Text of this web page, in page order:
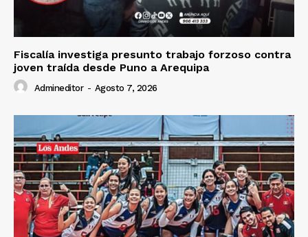
Fiscalía investiga presunto trabajo forzoso contra
joven traída desde Puno a Arequipa
Admineditor - Agosto 7, 2026